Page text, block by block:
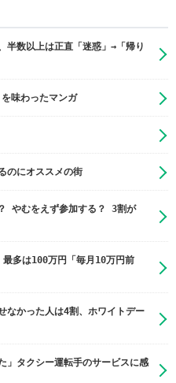
半数以上は正直「迷惑」→「帰り
味わったマンガ
のにオススメの街
やむをえず参加する？ 3割が
多は100万円「毎月10万円前
なかった人は4割、ホワイトデー
」タクシー運転手のサービスに感